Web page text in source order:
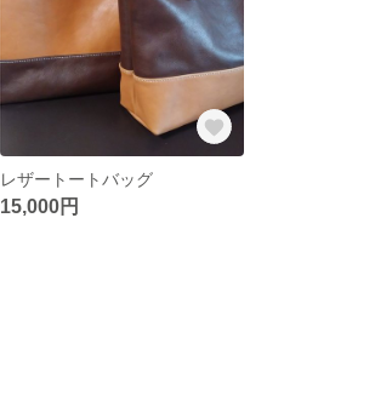
レザートートバッグ
15,000円